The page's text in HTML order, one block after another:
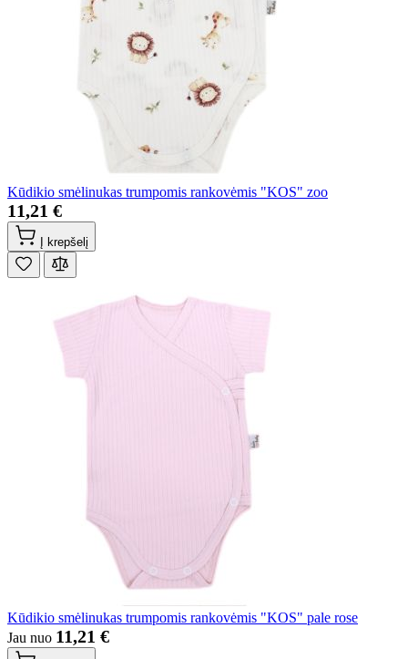
Kūdikio smėlinukas trumpomis rankovėmis "KOS" zoo
11,21 €
Į krepšelį
Kūdikio smėlinukas trumpomis rankovėmis "KOS" pale rose
Jau nuo 11,21 €